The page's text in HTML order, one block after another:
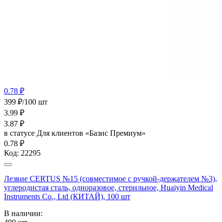
0.78 ₽
399 ₽/100 шт
3.99 ₽
3.87 ₽
в статусе Для клиентов «Базис Премиум»
0.78 ₽
Код: 22295
Лезвие CERTUS №15 (совместимое с ручкой-держателем №3),
углеродистая сталь, одноразовое, стерильное, Huaiyin Medical
Instruments Co., Ltd (КИТАЙ), 100 шт
В наличии: